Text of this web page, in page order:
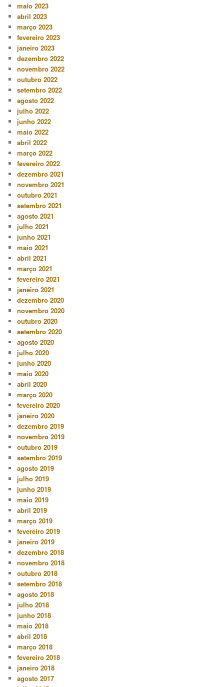
maio 2023
abril 2023
março 2023
fevereiro 2023
janeiro 2023
dezembro 2022
novembro 2022
outubro 2022
setembro 2022
agosto 2022
julho 2022
junho 2022
maio 2022
abril 2022
março 2022
fevereiro 2022
dezembro 2021
novembro 2021
outubro 2021
setembro 2021
agosto 2021
julho 2021
junho 2021
maio 2021
abril 2021
março 2021
fevereiro 2021
janeiro 2021
dezembro 2020
novembro 2020
outubro 2020
setembro 2020
agosto 2020
julho 2020
junho 2020
maio 2020
abril 2020
março 2020
fevereiro 2020
janeiro 2020
dezembro 2019
novembro 2019
outubro 2019
setembro 2019
agosto 2019
julho 2019
junho 2019
maio 2019
abril 2019
março 2019
fevereiro 2019
janeiro 2019
dezembro 2018
novembro 2018
outubro 2018
setembro 2018
agosto 2018
julho 2018
junho 2018
maio 2018
abril 2018
março 2018
fevereiro 2018
janeiro 2018
agosto 2017